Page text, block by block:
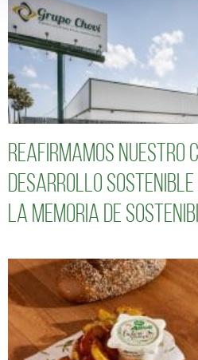
Reafirmamos nuestro
desarrollo sostenible
la Memoria de